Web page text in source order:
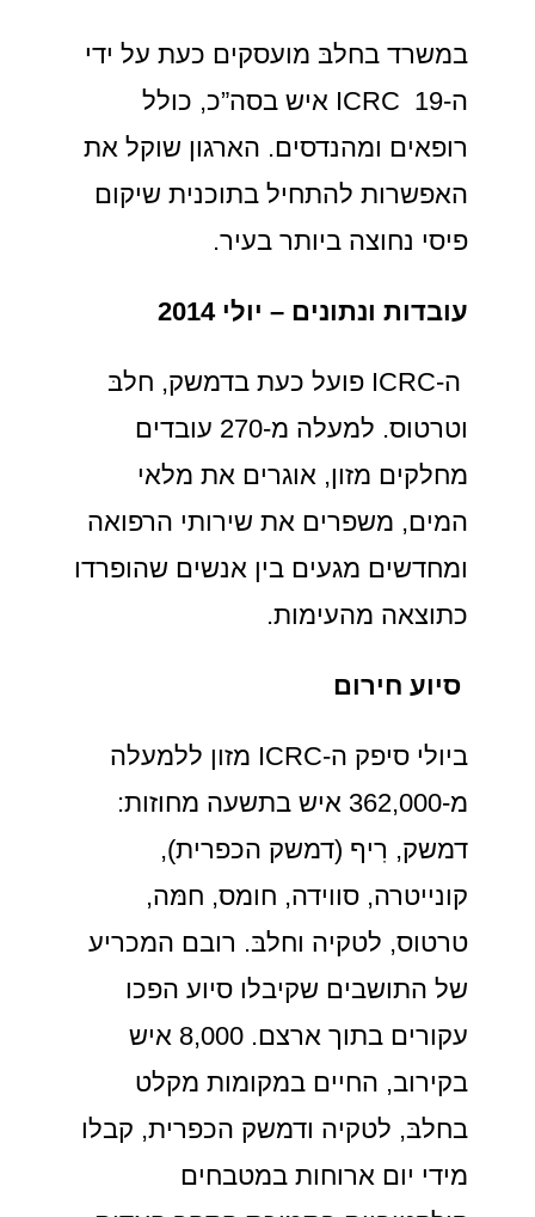
במשרד בחלבּ מועסקים כעת על ידי
ה-ICRC 19 איש בסה”כ, כולל
רופאים ומהנדסים. הארגון שוקל את
האפשרות להתחיל בתוכנית שיקום
פיסי נחוצה ביותר בעיר.
עובדות ונתונים – יולי 2014
ה-ICRC פועל כעת בדמשק, חלבּ
וטרטוס. למעלה מ-270 עובדים
מחלקים מזון, אוגרים את מלאי
המים, משפרים את שירותי הרפואה
ומחדשים מגעים בין אנשים שהופרדו
כתוצאה מהעימות.
סיוע חירום
ביולי סיפק ה-ICRC מזון ללמעלה
מ-362,000 איש בתשעה מחוזות:
דמשק, רִיף (דמשק הכפרית),
קונייטרה, סווידה, חומס, חמּה,
טרטוס, לטקיה וחלבּ. רובם המכריע
של התושבים שקיבלו סיוע הפכו
עקורים בתוך ארצם. 8,000 איש
בקירוב, החיים במקומות מקלט
בחלבּ, לטקיה ודמשק הכפרית, קבלו
מידי יום ארוחות במטבחים